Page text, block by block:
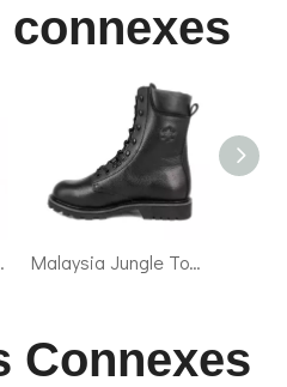
Soldier Classic Sport Malaisie Bottes tactiques 4299
Connexes